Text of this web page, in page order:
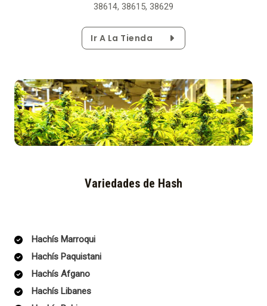
38614, 38615, 38629
Ir A La Tienda
Variedades de Hash
Hachís Marroqui
Hachís Paquistani
Hachís Afgano
Hachís Libanes